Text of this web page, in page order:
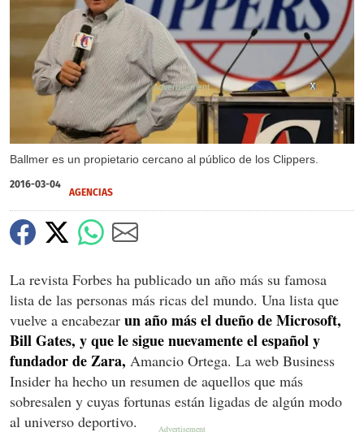
Ballmer es un propietario cercano al público de los Clippers.
X
X
X
2016-03-04
AGENCIAS
La revista Forbes ha publicado un año más su famosa
lista de las personas más ricas del mundo. Una lista que
vuelve a encabezar un año más el dueño de Microsoft,
Bill Gates, y que le sigue nuevamente el español y
fundador de Zara, Amancio Ortega. La web Business
Insider ha hecho un resumen de aquellos que más
sobresalen y cuyas fortunas están ligadas de algún modo
al universo deportivo.